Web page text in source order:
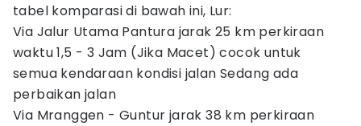
tabel komparasi di bawah ini, Lur:
Via Jalur Utama Pantura jarak 25 km perkiraan
waktu 1,5 - 3 Jam (Jika Macet) cocok untuk
semua kendaraan kondisi jalan Sedang ada
perbaikan jalan
Via Mranggen - Guntur jarak 38 km perkiraan